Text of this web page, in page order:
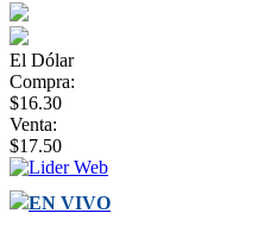
El Dólar
Compra:
$16.30
Venta:
$17.50
EN VIVO